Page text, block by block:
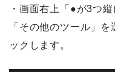
・画面右上「●が3つ
「その他のツール」
ックします。